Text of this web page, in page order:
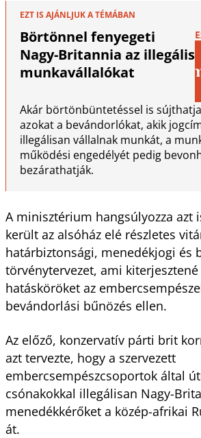
EZT IS AJÁNLJUK A TÉMÁBAN
Börtönnel fenyegeti
Nagy-Britannia az illegális
munkavállalókat
Akár börtönbüntetéssel is
azokat a bevándorlókat, akik
illegálisan vállalnak munkát, a
működési engedélyét pedig
bezárathatják.
A minisztérium hangsúlyozza azt
került az alsóház elé részletes
határbiztonsági, menedékjogi és
törvénytervezet, ami
hatásköröket az
bevándorlási bűnözés ellen.
Az előző, konzervatív párti brit
azt tervezte, hogy a szervezett
embercsempészcsoportok által
csónakokkal illegálisan Nagy-
menedékkérőket a közép-afrikai
át.